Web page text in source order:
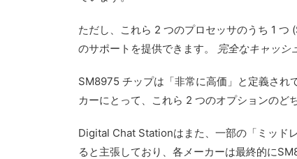
ただし、これら 2 つのプロセッサのうち 1
のサポートを提供できます。
完全なキャッシ
SM8975 チップは「非常に高価」と定義され
カーにとって、これら 2 つのオプションのど
Digital Chat Stationはまた、一部の「ミッド
ると主張しており、各メーカーは最終的に